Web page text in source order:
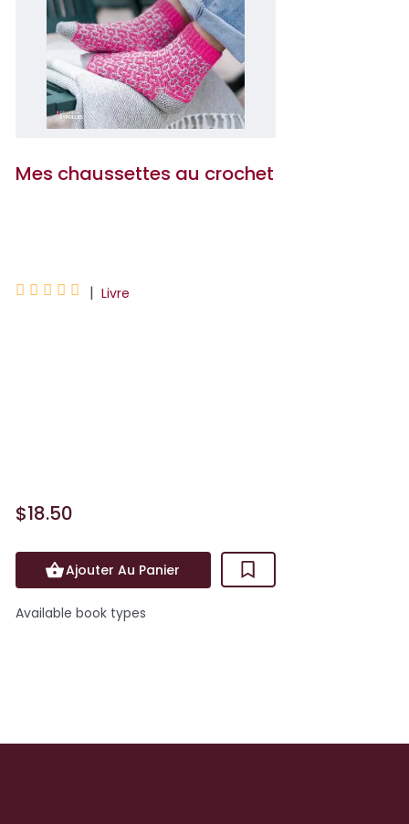
Mes chaussettes au crochet
     | Livre
$18.50
Ajouter Au Panier
Available book types